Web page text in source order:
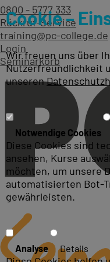
0800 - 5777 333
Rückruf-Service
training@pc-college.de
Login
Seminarkorb
Kurse zum
Cookie –
Wir freuen uns über
Nutzerfreundlichkeit
unseren
Notwendige Cookies
Diese Cookies sind
ansehen, Kurse
möchten, um unsere
automatisierten Bot-
gewährleisten.
Analyse Details